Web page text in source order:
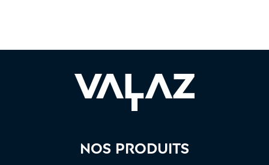
Nos produits